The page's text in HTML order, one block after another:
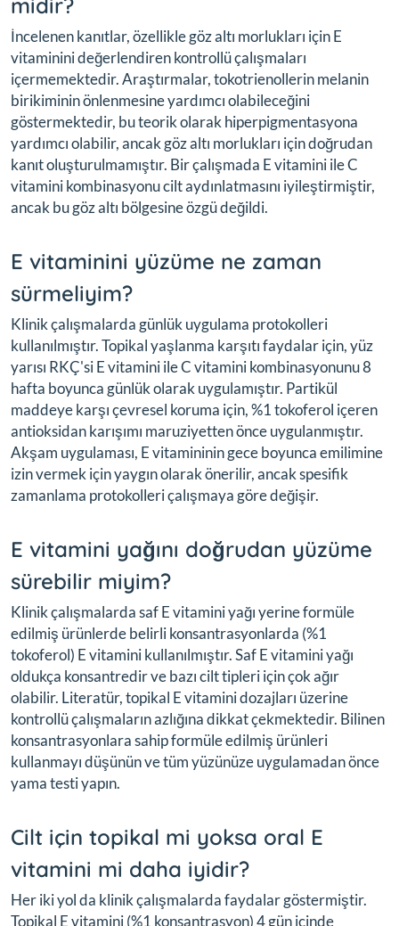
İncelenen kanıtlar, özellikle göz altı morlukları için E
vitaminini değerlendiren kontrollü çalışmaları
içermemektedir. Araştırmalar, tokotrienollerin melanin
birikiminin önlenmesine yardımcı olabileceğini
göstermektedir, bu teorik olarak hiperpigmentasyona
yardımcı olabilir, ancak göz altı morlukları için doğrudan
kanıt oluşturulmamıştır. Bir çalışmada E vitamini ile C
vitamini kombinasyonu cilt aydınlatmasını iyileştirmiştir,
ancak bu göz altı bölgesine özgü değildi.
E vitaminini yüzüme ne zaman
sürmeliyim?
Klinik çalışmalarda günlük uygulama protokolleri
kullanılmıştır. Topikal yaşlanma karşıtı faydalar için, yüz
yarısı RKÇ'si E vitamini ile C vitamini kombinasyonunu 8
hafta boyunca günlük olarak uygulamıştır. Partikül
maddeye karşı çevresel koruma için, %1 tokoferol içeren
antioksidan karışımı maruziyetten önce uygulanmıştır.
Akşam uygulaması, E vitamininin gece boyunca emilimine
izin vermek için yaygın olarak önerilir, ancak spesifik
zamanlama protokolleri çalışmaya göre değişir.
E vitamini yağını doğrudan yüzüme
sürebilir miyim?
Klinik çalışmalarda saf E vitamini yağı yerine formüle
edilmiş ürünlerde belirli konsantrasyonlarda (%1
tokoferol) E vitamini kullanılmıştır. Saf E vitamini yağı
oldukça konsantredir ve bazı cilt tipleri için çok ağır
olabilir. Literatür, topikal E vitamini dozajları üzerine
kontrollü çalışmaların azlığına dikkat çekmektedir. Bilinen
konsantrasyonlara sahip formüle edilmiş ürünleri
kullanmayı düşünün ve tüm yüzünüze uygulamadan önce
yama testi yapın.
Cilt için topikal mi yoksa oral E
vitamini mi daha iyidir?
Her iki yol da klinik çalışmalarda faydalar göstermiştir.
Topikal E vitamini (%1 konsantrasyon) 4 gün içinde